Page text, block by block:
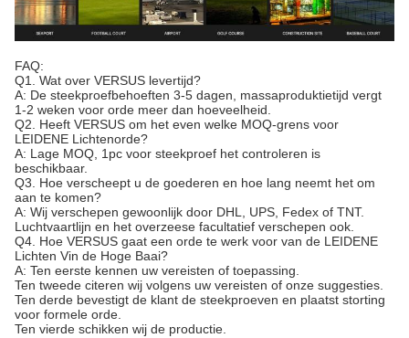
FAQ:
Q1. Wat over VERSUS levertijd?
A: De steekproefbehoeften 3-5 dagen, massaproduktietijd vergt
1-2 weken voor orde meer dan hoeveelheid.
Q2. Heeft VERSUS om het even welke MOQ-grens voor
LEIDENE Lichtenorde?
A: Lage MOQ, 1pc voor steekproef het controleren is
beschikbaar.
Q3. Hoe verscheept u de goederen en hoe lang neemt het om
aan te komen?
A: Wij verschepen gewoonlijk door DHL, UPS, Fedex of TNT.
Luchtvaartlijn en het overzeese facultatief verschepen ook.
Q4. Hoe VERSUS gaat een orde te werk voor van de LEIDENE
Lichten Vin de Hoge Baai?
A: Ten eerste kennen uw vereisten of toepassing.
Ten tweede citeren wij volgens uw vereisten of onze suggesties.
Ten derde bevestigt de klant de steekproeven en plaatst storting
voor formele orde.
Ten vierde schikken wij de productie.